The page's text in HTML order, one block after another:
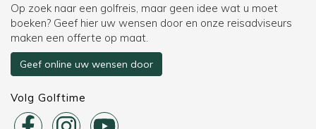
Op zoek naar een golfreis, maar geen idee wat u moet
boeken? Geef hier uw wensen door en onze reisadviseurs
maken een offerte op maat.
Geef online uw wensen door
Volg Golftime